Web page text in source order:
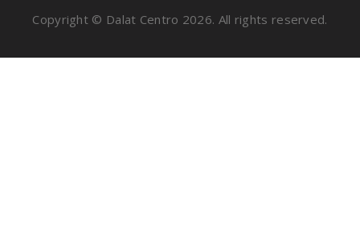
Copyright © Dalat Centro 2026. All rights reserved.